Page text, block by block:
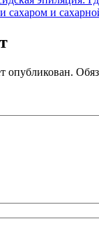
сахаром и
опубликован.